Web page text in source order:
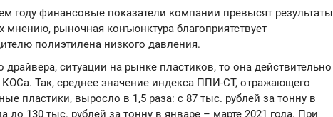
году финансовые показатели компании превысят результаты
мнению, рыночная конъюнктура благоприятствует
полиэтилена низкого давления.
драйвера, ситуации на рынке пластиков, то она действительно
Так, среднее значение индекса ППИ-СТ, отражающего
пластики, выросло в 1,5 раза: с 87 тыс. рублей за тонну в
до 130 тыс. рублей за тонну в январе – марте 2021 года. При